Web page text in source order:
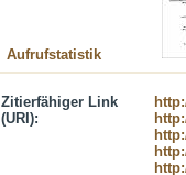
Aufrufstatistik
Zitierfähiger Link
(URI):